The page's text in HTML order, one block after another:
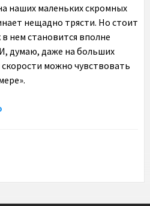
наших маленьких скромных
нещадно трясти. Но стоит
нем становится вполне
думаю, даже на больших
можно чувствовать